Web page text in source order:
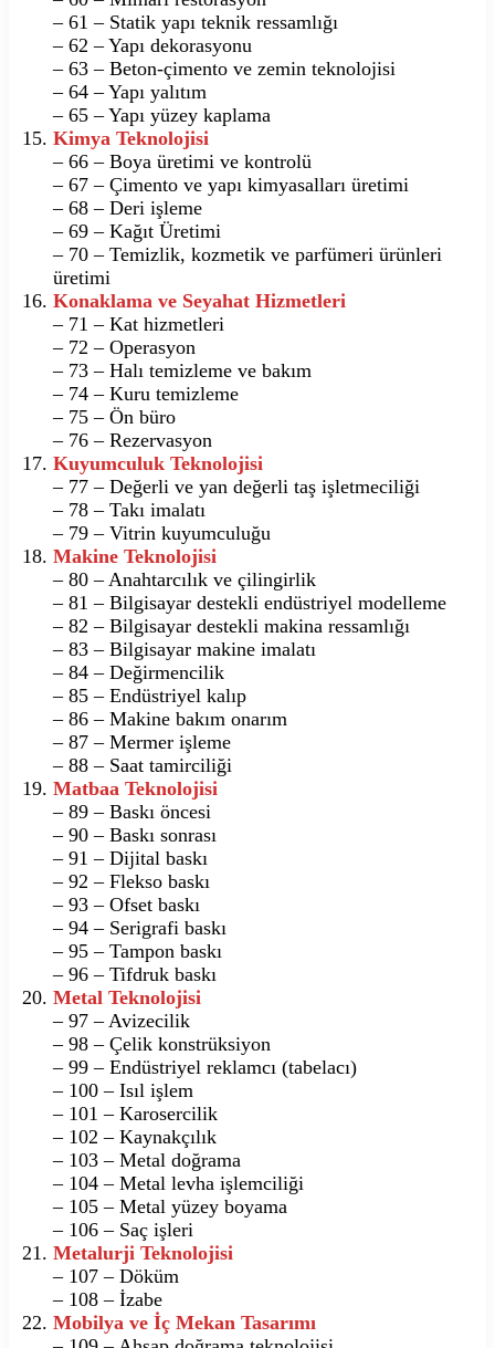
– 61 – Statik yapı teknik ressamlığı
– 62 – Yapı dekorasyonu
– 63 – Beton-çimento ve zemin teknolojisi
– 64 – Yapı yalıtım
– 65 – Yapı yüzey kaplama
Kimya Teknolojisi
– 66 – Boya üretimi ve kontrolü
– 67 – Çimento ve yapı kimyasalları üretimi
– 68 – Deri işleme
– 69 – Kağıt Üretimi
– 70 – Temizlik, kozmetik ve parfümeri ürünleri
üretimi
Konaklama ve Seyahat Hizmetleri
– 71 – Kat hizmetleri
– 72 – Operasyon
– 73 – Halı temizleme ve bakım
– 74 – Kuru temizleme
– 75 – Ön büro
– 76 – Rezervasyon
Kuyumculuk Teknolojisi
– 77 – Değerli ve yan değerli taş işletmeciliği
– 78 – Takı imalatı
– 79 – Vitrin kuyumculuğu
Makine Teknolojisi
– 80 – Anahtarcılık ve çilingirlik
– 81 – Bilgisayar destekli endüstriyel modelleme
– 82 – Bilgisayar destekli makina ressamlığı
– 83 – Bilgisayar makine imalatı
– 84 – Değirmencilik
– 85 – Endüstriyel kalıp
– 86 – Makine bakım onarım
– 87 – Mermer işleme
– 88 – Saat tamirciliği
Matbaa Teknolojisi
– 89 – Baskı öncesi
– 90 – Baskı sonrası
– 91 – Dijital baskı
– 92 – Flekso baskı
– 93 – Ofset baskı
– 94 – Serigrafi baskı
– 95 – Tampon baskı
– 96 – Tifdruk baskı
Metal Teknolojisi
– 97 – Avizecilik
– 98 – Çelik konstrüksiyon
– 99 – Endüstriyel reklamcı (tabelacı)
– 100 – Isıl işlem
– 101 – Karosercilik
– 102 – Kaynakçılık
– 103 – Metal doğrama
– 104 – Metal levha işlemciliği
– 105 – Metal yüzey boyama
– 106 – Saç işleri
Metalurji Teknolojisi
– 107 – Döküm
– 108 – İzabe
Mobilya ve İç Mekan Tasarımı